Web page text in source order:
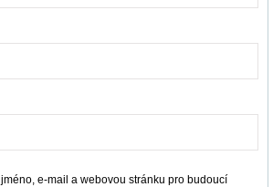
e-mail a webovou stránku pro budoucí